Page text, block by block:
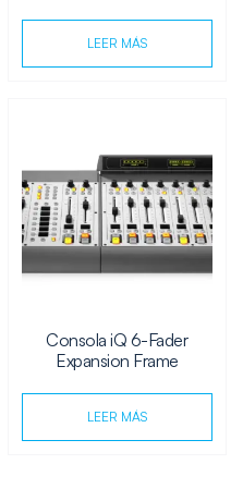
LEER MÁS
Consola iQ 6-Fader
Expansion Frame
LEER MÁS